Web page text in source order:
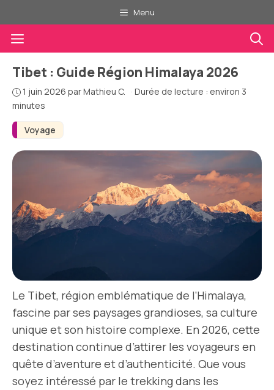
au
contenu
Menu
Menu
Voyage
Tibet : Guide Région Himalaya 2026
1 juin 2026 parMathieu C. · Durée de lecture : environ 3
minutes
Le Tibet, région emblématique de l’Himalaya,
fascine par ses paysages grandioses, sa culture
unique et son histoire complexe. En 2026, cette
destination continue d’attirer les voyageurs en
quête d’aventure et d’authenticité. Que vous
soyez intéressé par le trekking dans les